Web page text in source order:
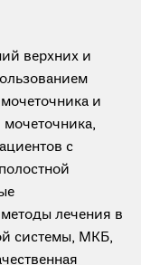
верхних и
и
с
лечения в
системы, МКБ,